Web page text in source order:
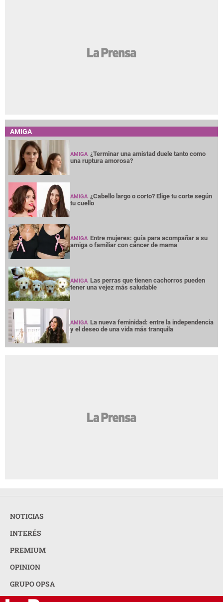
AMIGA
AMIGA ¿Terminar una amistad duele tanto como
una ruptura amorosa?
AMIGA ¿Cabello largo o corto? Elige tu corte según
tu cuello
AMIGA Entre mujeres: guía para acompañar a su
amiga o familiar con cáncer de mama
AMIGA Las perras que tienen cachorros pueden
tener una vejez más saludable
AMIGA La nueva feminidad: entre la independencia
y el deseo de una vida más tranquila
NOTICIAS
INTERÉS
PREMIUM
OPINION
GRUPO OPSA